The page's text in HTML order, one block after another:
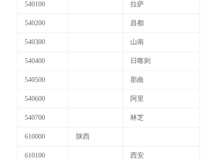
540100 拉萨
540200 昌都
540300 山南
540400 日喀则
540500 那曲
540600 阿里
540700 林芝
610000 陕西
610100 西安